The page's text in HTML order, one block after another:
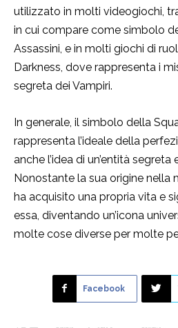
utilizzato in molti videogiochi, tra
in cui compare come simbolo
Assassini, e in molti giochi di
Darkness, dove rappresenta i
segreta dei Vampiri.
In generale, il simbolo della
rappresenta l’ideale della
anche l’idea di un’entità segreta
Nonostante la sua origine nella
ha acquisito una propria vita e
essa, diventando un’icona
molte cose diverse per molte
Facebook